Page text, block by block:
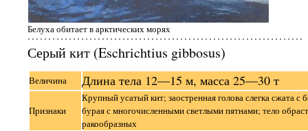
Белуха обитает в арктических морях
Серый кит (Eschrichtius gibbosus)
Величина Длина тела 12—15 м, масса 25—30 т
Признаки
Крупный усатый кит; заостренная голова слегка сжата с
бурая с многочисленными светлыми пятнами; тело
ракообразных